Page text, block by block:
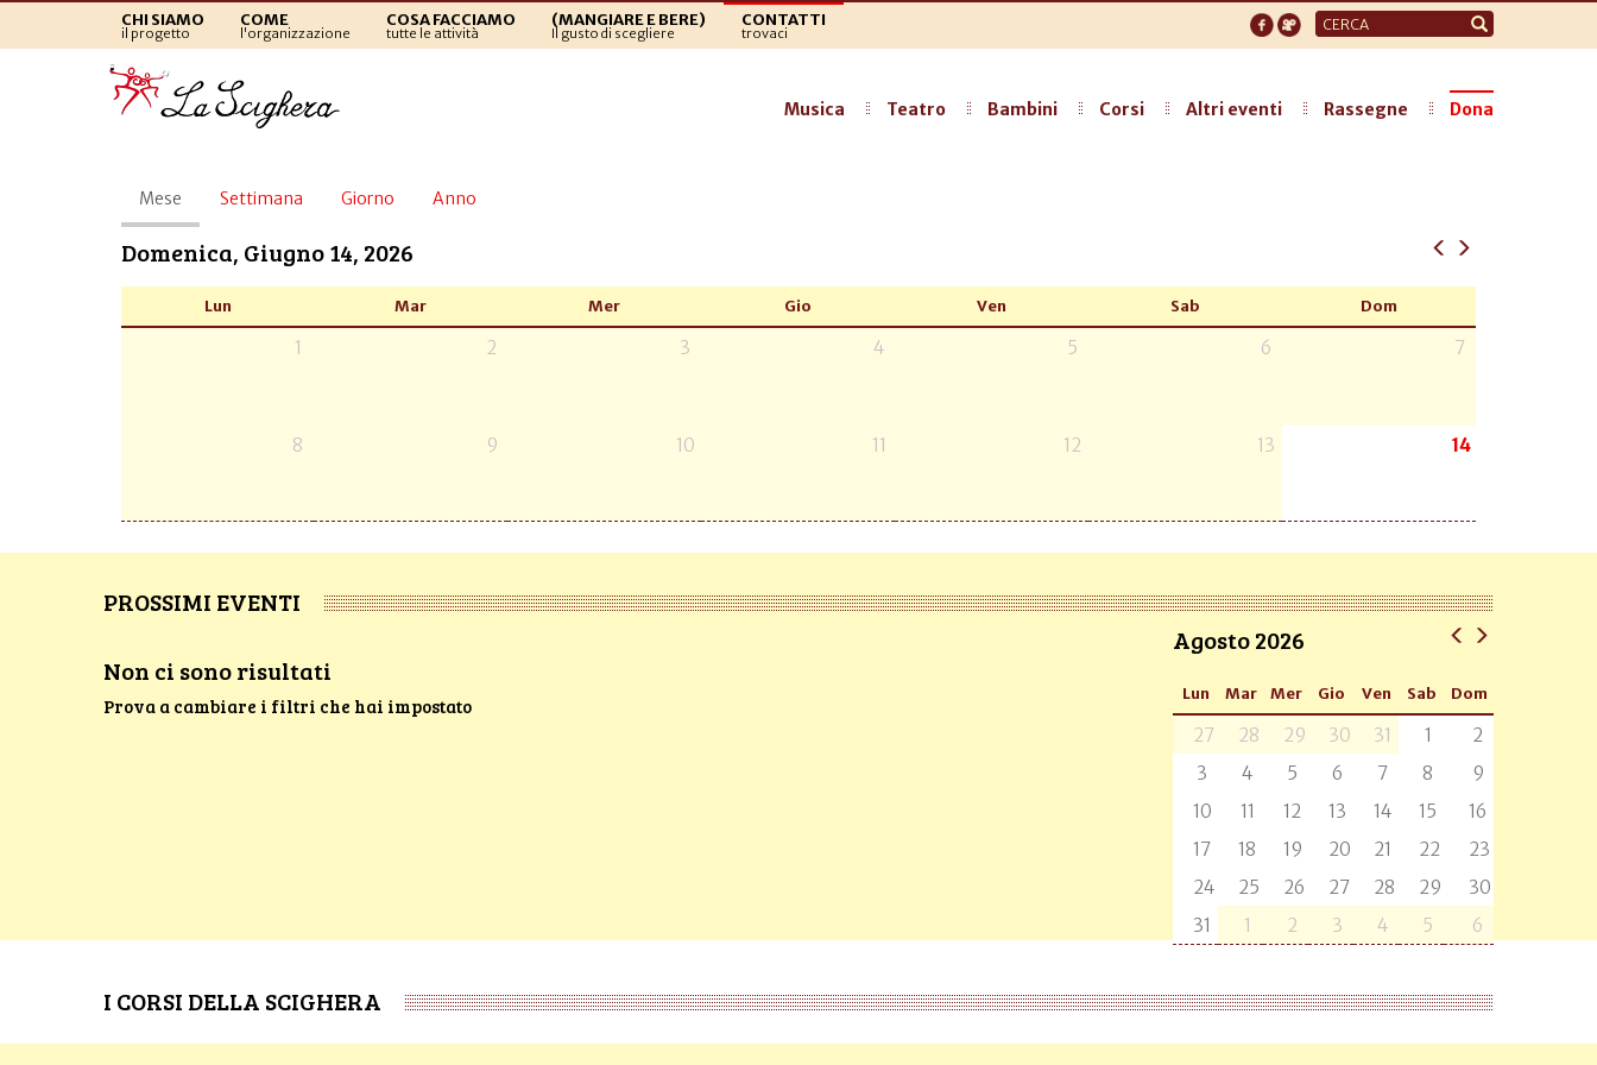
CHI SIAMO
il progetto
COME
l'organizzazione
COSA FACCIAMO
tutte le attività
(MANGIARE E BERE)
Il gusto di scegliere
CONTATTI
trovaci
Form
di
Musica Teatro Bambini Corsi Altri eventi Rassegne Dona
Schede
primarie
Mese (scheda
attiva)
Settimana Giorno Anno
Domenica, Giugno 14, 2026
Lun Mar Mer Gio Ven Sab Dom
1 2 3 4 5 6 7
8 9 10 11 12 13 14
PROSSIMI EVENTI
Non ci sono risultati
Prova a cambiare i filtri che hai impostato
Agosto 2026
Lun Mar Mer Gio Ven Sab Dom
27 28 29 30 31 1
2
3
4 5 6 7 8
9
10
11 12 13 14 15
16
17
18 19 20 21 22
23
24
25 26 27 28 29
30
31
1 2 3 4 5 6
I CORSI DELLA SCIGHERA